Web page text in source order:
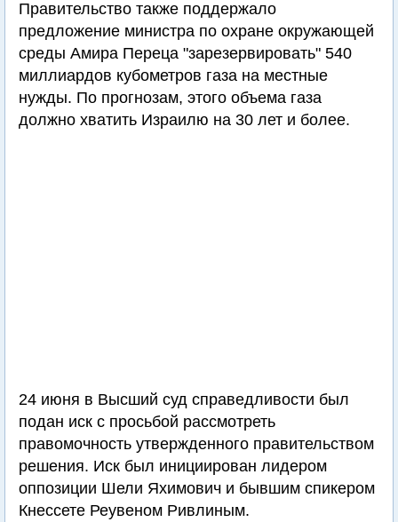
Правительство также поддержало
предложение министра по охране окружающей
среды Амира Переца "зарезервировать" 540
миллиардов кубометров газа на местные
нужды. По прогнозам, этого объема газа
должно хватить Израилю на 30 лет и более.
24 июня в Высший суд справедливости был
подан иск с просьбой рассмотреть
правомочность утвержденного правительством
решения. Иск был инициирован лидером
оппозиции Шели Яхимович и бывшим спикером
Кнессете Реувеном Ривлиным.